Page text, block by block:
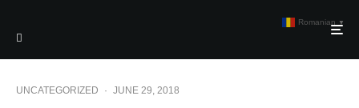
UNCATEGORIZED · JUNE 29, 2018
Romanian ▼